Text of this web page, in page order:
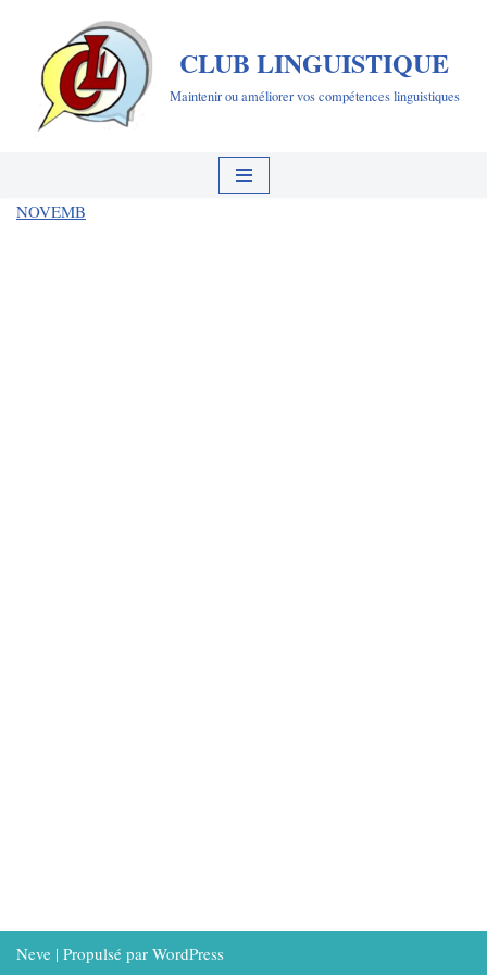
Aller
contenu
CLUB LINGUISTIQUE
Maintenir ou améliorer vos compétences linguistiques
NOVEMB
Neve | Propulsé par WordPress